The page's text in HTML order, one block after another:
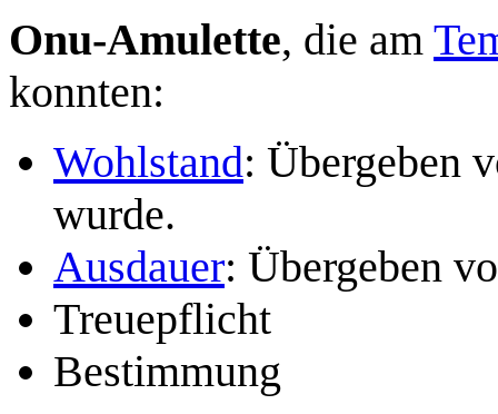
Onu-Amulette, die am
konnten:
Wohlstand: Übergeben
wurde.
Ausdauer: Übergeben
Treuepflicht
Bestimmung